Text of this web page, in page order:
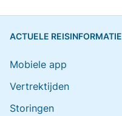
ACTUELE REISINFORMATIE
Mobiele app
Vertrektijden
Storingen